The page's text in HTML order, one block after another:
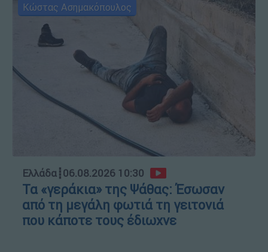
Κώστας Ασημακόπουλος
Ελλάδα┋06.08.2026 10:30
Τα «γεράκια» της Ψάθας: Έσωσαν
από τη μεγάλη φωτιά τη γειτονιά
που κάποτε τους έδιωχνε